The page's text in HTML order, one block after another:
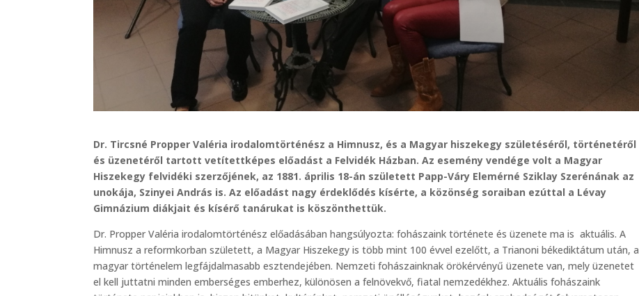
Dr. Tircsné Propper Valéria irodalomtörténész a Himnusz, és a Magyar hiszekegy születéséről, történetéről
és üzenetéről tartott vetítettképes előadást a Felvidék Házban. Az esemény vendége volt a Magyar
Hiszekegy felvidéki szerzőjének, az 1881. április 18-án született Papp-Váry Elemérné Sziklay Szerénának az
unokája, Szinyei András is. Az előadást nagy érdeklődés kísérte, a közönség soraiban ezúttal a Lévay
Gimnázium diákjait és kísérő tanárukat is köszönthettük.
Dr. Propper Valéria irodalomtörténész előadásában hangsúlyozta: fohászaink története és üzenete ma is aktuális. A
Himnusz a reformkorban született, a Magyar Hiszekegy is több mint 100 évvel ezelőtt, a Trianoni békediktátum után, a
magyar történelem legfájdalmasabb esztendejében. Nemzeti fohászainknak örökérvényű üzenete van, mely üzenetet
el kell juttatni minden emberséges emberhez, különösen a felnövekvő, fiatal nemzedékhez. Aktuális fohászaink